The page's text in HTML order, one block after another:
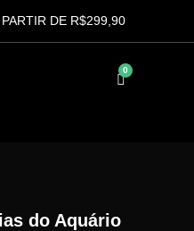
DE R$299,90
0
do Aquário